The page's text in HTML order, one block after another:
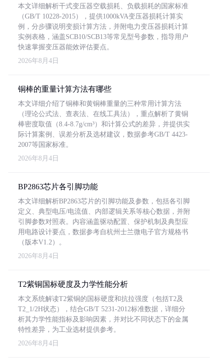
本文详细解析干式变压器空载损耗、负载损耗的国家标准
（GB/T 10228-2015），提供1000kVA变压器损耗计算实
例，分步骤说明变损计算方法，并附电力变压器损耗计算
实例表格，涵盖SCB10/SCB13等常见型号参数，指导用户
快速掌握变压器能效评估要点。
2026年8月4日
铜棒的重量计算方法有哪些
本文详细介绍了铜棒和黄铜棒重量的三种常用计算方法
（理论公式法、查表法、在线工具法），重点解析了黄铜
棒密度取值（8.4-8.7g/cm³）和计算公式的差异，并提供实
际计算案例、误差分析及选材建议，数据参考GB/T 4423-
2007等国家标准。
2026年8月4日
BP2863芯片各引脚功能
本文详细解析BP2863芯片的引脚功能及参数，包括各引脚
定义、典型电压/电流值、内部逻辑关系等核心数据，并附
引脚参数对照表。内容涵盖驱动配置、保护机制及典型应
用电路设计要点，数据参考自杭州士兰微电子官方规格书
（版本V1.2）。
2026年8月4日
T2紫铜国标硬度及力学性能分析
本文系统解读T2紫铜的国标硬度和抗拉强度（包括T2及
T2_1/2H状态），结合GB/T 5231-2012标准数据，详细分
析其力学性能指标及影响因素，并对比不同状态下的金属
特性差异，为工业选材提供参考。
2026年8月4日